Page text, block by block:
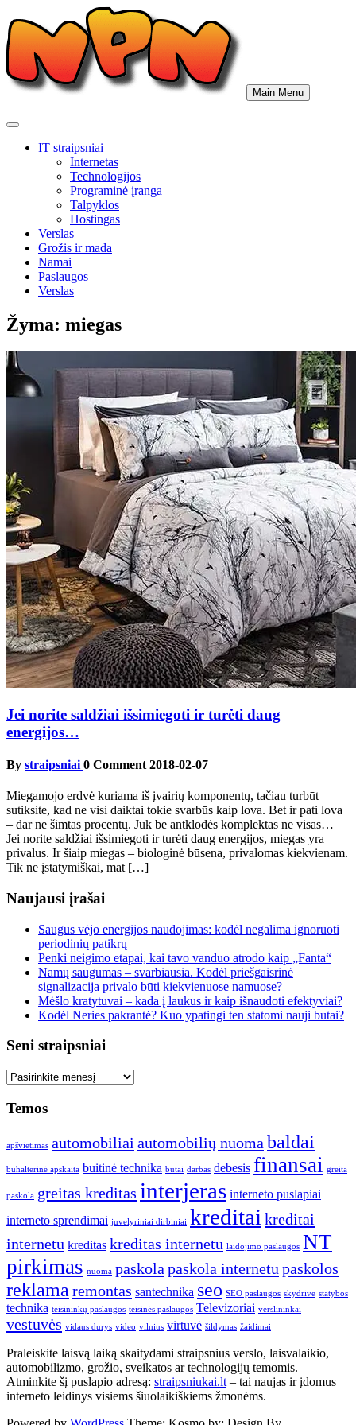
to
content
Main Menu
IT straipsniai
Internetas
Technologijos
Programinė įranga
Talpyklos
Hostingas
Verslas
Grožis ir mada
Namai
Paslaugos
Verslas
Žyma: miegas
Jei norite saldžiai išsimiegoti ir turėti daug
energijos…
By straipsniai 0 Comment 2018-02-07
Miegamojo erdvė kuriama iš įvairių komponentų, tačiau turbūt
sutiksite, kad ne visi daiktai tokie svarbūs kaip lova. Bet ir pati lova
– dar ne šimtas procentų. Juk be antklodės komplektas ne visas…
Jei norite saldžiai išsimiegoti ir turėti daug energijos, miegas yra
privalus. Ir šiaip miegas – biologinė būsena, privalomas kiekvienam.
Tik ne įstatymiškai, mat […]
Naujausi įrašai
Saugus vėjo energijos naudojimas: kodėl negalima ignoruoti
periodinių patikrų
Penki neigimo etapai, kai tavo vanduo atrodo kaip „Fanta“
Namų saugumas – svarbiausia. Kodėl priešgaisrinė
signalizacija privalo būti kiekvienuose namuose?
Mėšlo kratytuvai – kada į laukus ir kaip išnaudoti efektyviai?
Kodėl Neries pakrantė? Kuo ypatingi ten statomi nauji butai?
Seni straipsniai
Seni
Temos
apšvietimas automobiliai automobilių nuoma baldai
buhalterinė apskaita buitinė technika butai darbas debesis finansai greita
paskola greitas kreditas interjeras interneto puslapiai
interneto sprendimai juvelyriniai dirbiniai kreditai kreditai
internetu kreditas kreditas internetu laidojimo paslaugos NT
pirkimas nuoma paskola paskola internetu paskolos
reklamaremontas santechnika seo SEO paslaugos skydrive statybos
technika teisininkų paslaugos teisinės paslaugos Televizoriai verslininkai
vestuvės vidaus durys video vilnius virtuvė šildymas žaidimai
Praleiskite laisvą laiką skaitydami straipsnius verslo, laisvalaikio,
automobilizmo, grožio, sveikatos ar technologijų temomis.
Atminkite šį puslapio adresą: straipsniukai.lt – tai naujas ir įdomus
interneto leidinys visiems šiuolaikiškiems žmonėms.